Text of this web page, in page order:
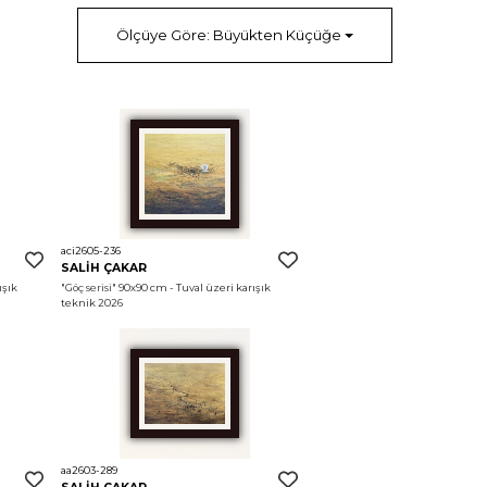
Ölçüye Göre: Büyükten Küçüğe
aci2605-236
SALİH ÇAKAR
"Göç serisi" 90x90 cm - Tuval üzeri karışık
teknik 2026
aa2603-289